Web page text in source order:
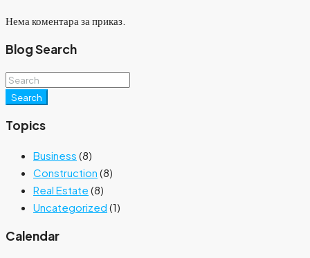
Нема коментара за приказ.
Blog Search
Search
Topics
Business (8)
Construction (8)
Real Estate (8)
Uncategorized (1)
Calendar